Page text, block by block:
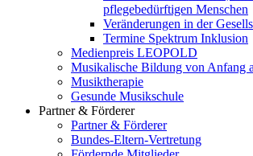
pflegebedürftigen Menschen
Veränderungen in der
Termine Spektrum Inklusion
Medienpreis LEOPOLD
Musikalische Bildung von Anfang
Musiktherapie
Gesunde Musikschule
Partner & Förderer
Partner & Förderer
Bundes-Eltern-Vertretung